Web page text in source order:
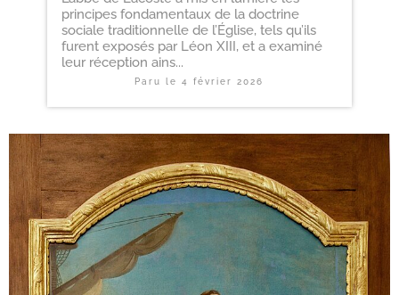
principes fondamentaux de la doctrine
sociale traditionnelle de l’Église, tels qu’ils
furent exposés par Léon XIII, et a examiné
leur réception ains...
Paru le4 février 2026